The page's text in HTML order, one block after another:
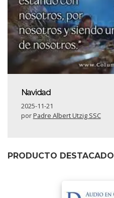
Navidad
2025-11-21
porPadre Albert Utzig SSC
PRODUCTO DESTACADO